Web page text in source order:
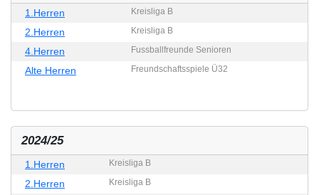
1.Herren Kreisliga B
2.Herren Kreisliga B
4.Herren Fussballfreunde Senioren
Alte Herren Freundschaftsspiele Ü32
2024/25
1.Herren Kreisliga B
2.Herren Kreisliga B